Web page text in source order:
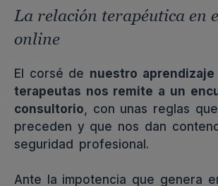
La relación terapéutica en
online
El corsé de nuestro aprendizaje
terapeutas nos remite a un
consultorio , con unas reglas
preceden y que nos dan
seguridad profesional.
Ante la impotencia que genera